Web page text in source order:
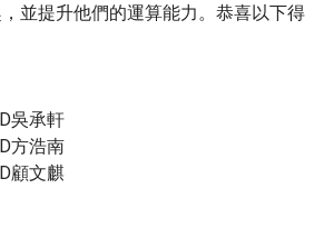
並提升他們的運算能力。恭喜以下得
吳承軒
方浩南
顧文麒